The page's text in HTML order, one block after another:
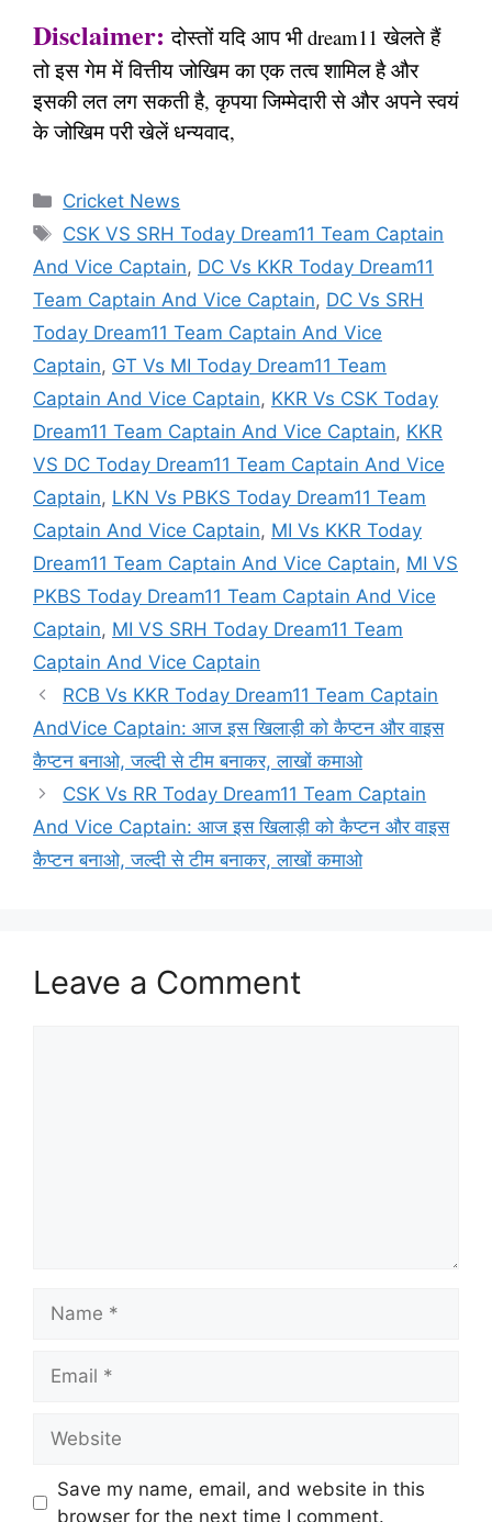
Disclaimer: दोस्तों यदि आप भी dream11 खेलते हैं
तो इस गेम में वित्तीय जोखिम का एक तत्व शामिल है और
इसकी लत लग सकती है, कृपया जिम्मेदारी से और अपने स्वयं
के जोखिम परी खेलें धन्यवाद,
Categories
Cricket News
Tags
CSK VS SRH Today Dream11 Team Captain
And Vice Captain, DC Vs KKR Today Dream11
Team Captain And Vice Captain, DC Vs SRH
Today Dream11 Team Captain And Vice
Captain, GT Vs MI Today Dream11 Team
Captain And Vice Captain, KKR Vs CSK Today
Dream11 Team Captain And Vice Captain, KKR
VS DC Today Dream11 Team Captain And Vice
Captain, LKN Vs PBKS Today Dream11 Team
Captain And Vice Captain, MI Vs KKR Today
Dream11 Team Captain And Vice Captain, MI VS
PKBS Today Dream11 Team Captain And Vice
Captain, MI VS SRH Today Dream11 Team
Captain And Vice Captain
RCB Vs KKR Today Dream11 Team Captain
AndVice Captain: आज इस खिलाड़ी को कैप्टन और वाइस
कैप्टन बनाओ, जल्दी से टीम बनाकर, लाखों कमाओ
CSK Vs RR Today Dream11 Team Captain
And Vice Captain: आज इस खिलाड़ी को कैप्टन और वाइस
कैप्टन बनाओ, जल्दी से टीम बनाकर, लाखों कमाओ
Leave a Comment
Save my name, email, and website in this
browser for the next time I comment.